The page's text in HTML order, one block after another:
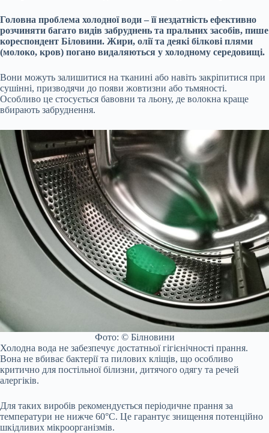
Головна проблема холодної води – її нездатність ефективно
розчиняти багато видів забруднень та пральних засобів, пише
кореспондент Біловини. Жири, олії та деякі білкові плями
(молоко, кров) погано видаляються у холодному середовищі.
Вони можуть залишитися на тканині або навіть закріпитися при
сушінні, призводячи до появи жовтизни або тьмяності.
Особливо це стосується бавовни та льону, де волокна краще
вбирають забруднення.
Фото: © Білновини
Холодна вода не забезпечує достатньої гігієнічності прання.
Вона не вбиває бактерії та пилових кліщів, що особливо
критично для постільної білизни, дитячого одягу та речей
алергіків.
Для таких виробів рекомендується періодичне прання за
температури не нижче 60°C. Це гарантує знищення потенційно
шкідливих мікроорганізмів.